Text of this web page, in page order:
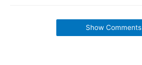
Show Comments